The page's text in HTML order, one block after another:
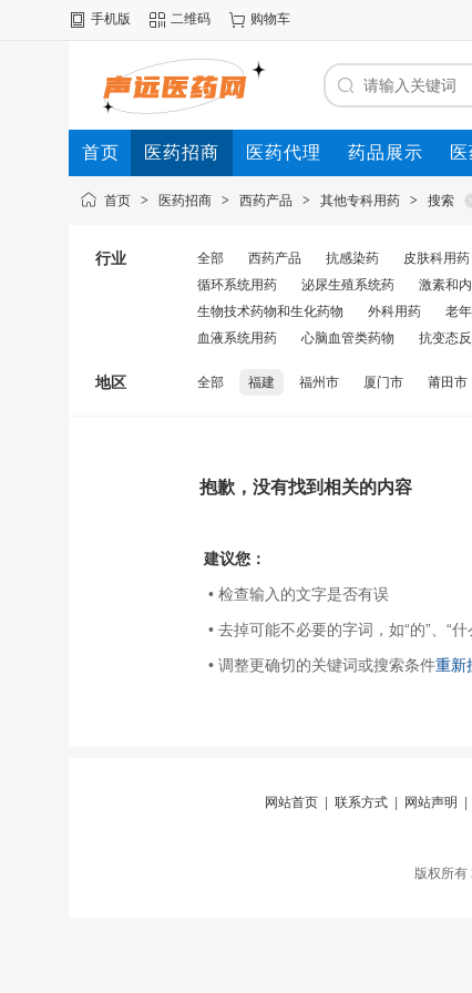
手机版 二维码 购物车
首页 医药招商 医药代理 药品展示
首页 > 医药招商 > 西药产品 > 其他专科用药 > 搜索
行业 全部 西药产品 抗感染药 皮肤科用药
循环系统用药
泌尿生殖系统药 激素和
生物技术药物和生化药物
外科用药 老
血液系统用药
心脑血管类药物 抗变态
地区 全部 福建 福州市 厦门市 莆田市
抱歉，没有找到相关的内容
建议您：
• 检查输入的文字是否有误
• 去掉可能不必要的字词，如“的”、“什
• 调整更确切的关键词或搜索条件重新
网站首页| 联系方式| 网站声明
版权所